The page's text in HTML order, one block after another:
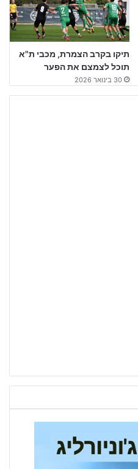
תיקו בקרב הצמרת, מכבי ת"א
תוכל לצמצם את הפער
30 בינואר 2026